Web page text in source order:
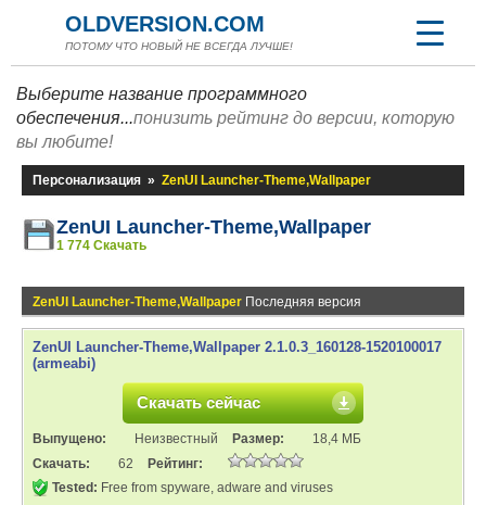
OLDVERSION.COM
ПОТОМУ ЧТО НОВЫЙ НЕ ВСЕГДА ЛУЧШЕ!
Выберите название программного
обеспечения...понизить рейтинг до версии, которую
вы любите!
Персонализация » ZenUI Launcher-Theme,Wallpaper
ZenUI Launcher-Theme,Wallpaper
1 774 Скачать
ZenUI Launcher-Theme,Wallpaper Последняя версия
ZenUI Launcher-Theme,Wallpaper 2.1.0.3_160128-1520100017
(armeabi)
Скачать сейчас
Выпущено: Неизвестный Размер:
18,4 МБ
Скачать:
62
Рейтинг:
Tested: Free from spyware, adware and viruses